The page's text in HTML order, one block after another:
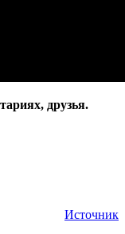
друзья.
Источник